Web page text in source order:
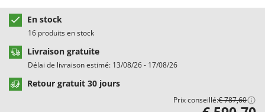
Cultivateurs Tiller à ressorts - Extirpateurs
D
Débroussailleuses
Décompacteurs agricoles
Découpeurs plasma
Beta tools
Bissell
Black & Decker
BlackStone
Blue Bird
En stock
16 produits en stock
Livraison gratuite
Délai de livraison estimé: 13/08/26 - 17/08/26
Retour gratuit 30 jours
Prix conseillé:€ 787,60